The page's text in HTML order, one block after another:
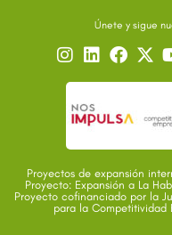
Únete y sigue
Proyectos de expansión
Proyecto: Expansión a La
Proyecto cofinanciado por la
para la Competitividad